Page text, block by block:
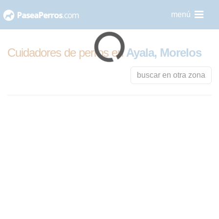
al
menú
Cuidadores de perros enAyala, Morelos
buscar en otra zona